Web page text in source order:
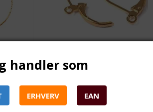
14k
Ørebøjle - brichure. Forgyldt
messing. 16 mm. 1 par
brichure lukning.
Fra 1
handler som
ERHVERV EAN